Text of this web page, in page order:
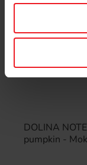
DOLINA
pumpkin -